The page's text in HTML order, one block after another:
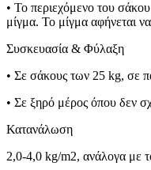
• Το περιεχόμενο του
μίγμα. Το μίγμα αφήνεται
Συσκευασία & Φύλαξη
• Σε σάκους των 25 kg, σε
• Σε ξηρό μέρος όπου δεν
Κατανάλωση
2,0-4,0 kg/m2, ανάλογα με